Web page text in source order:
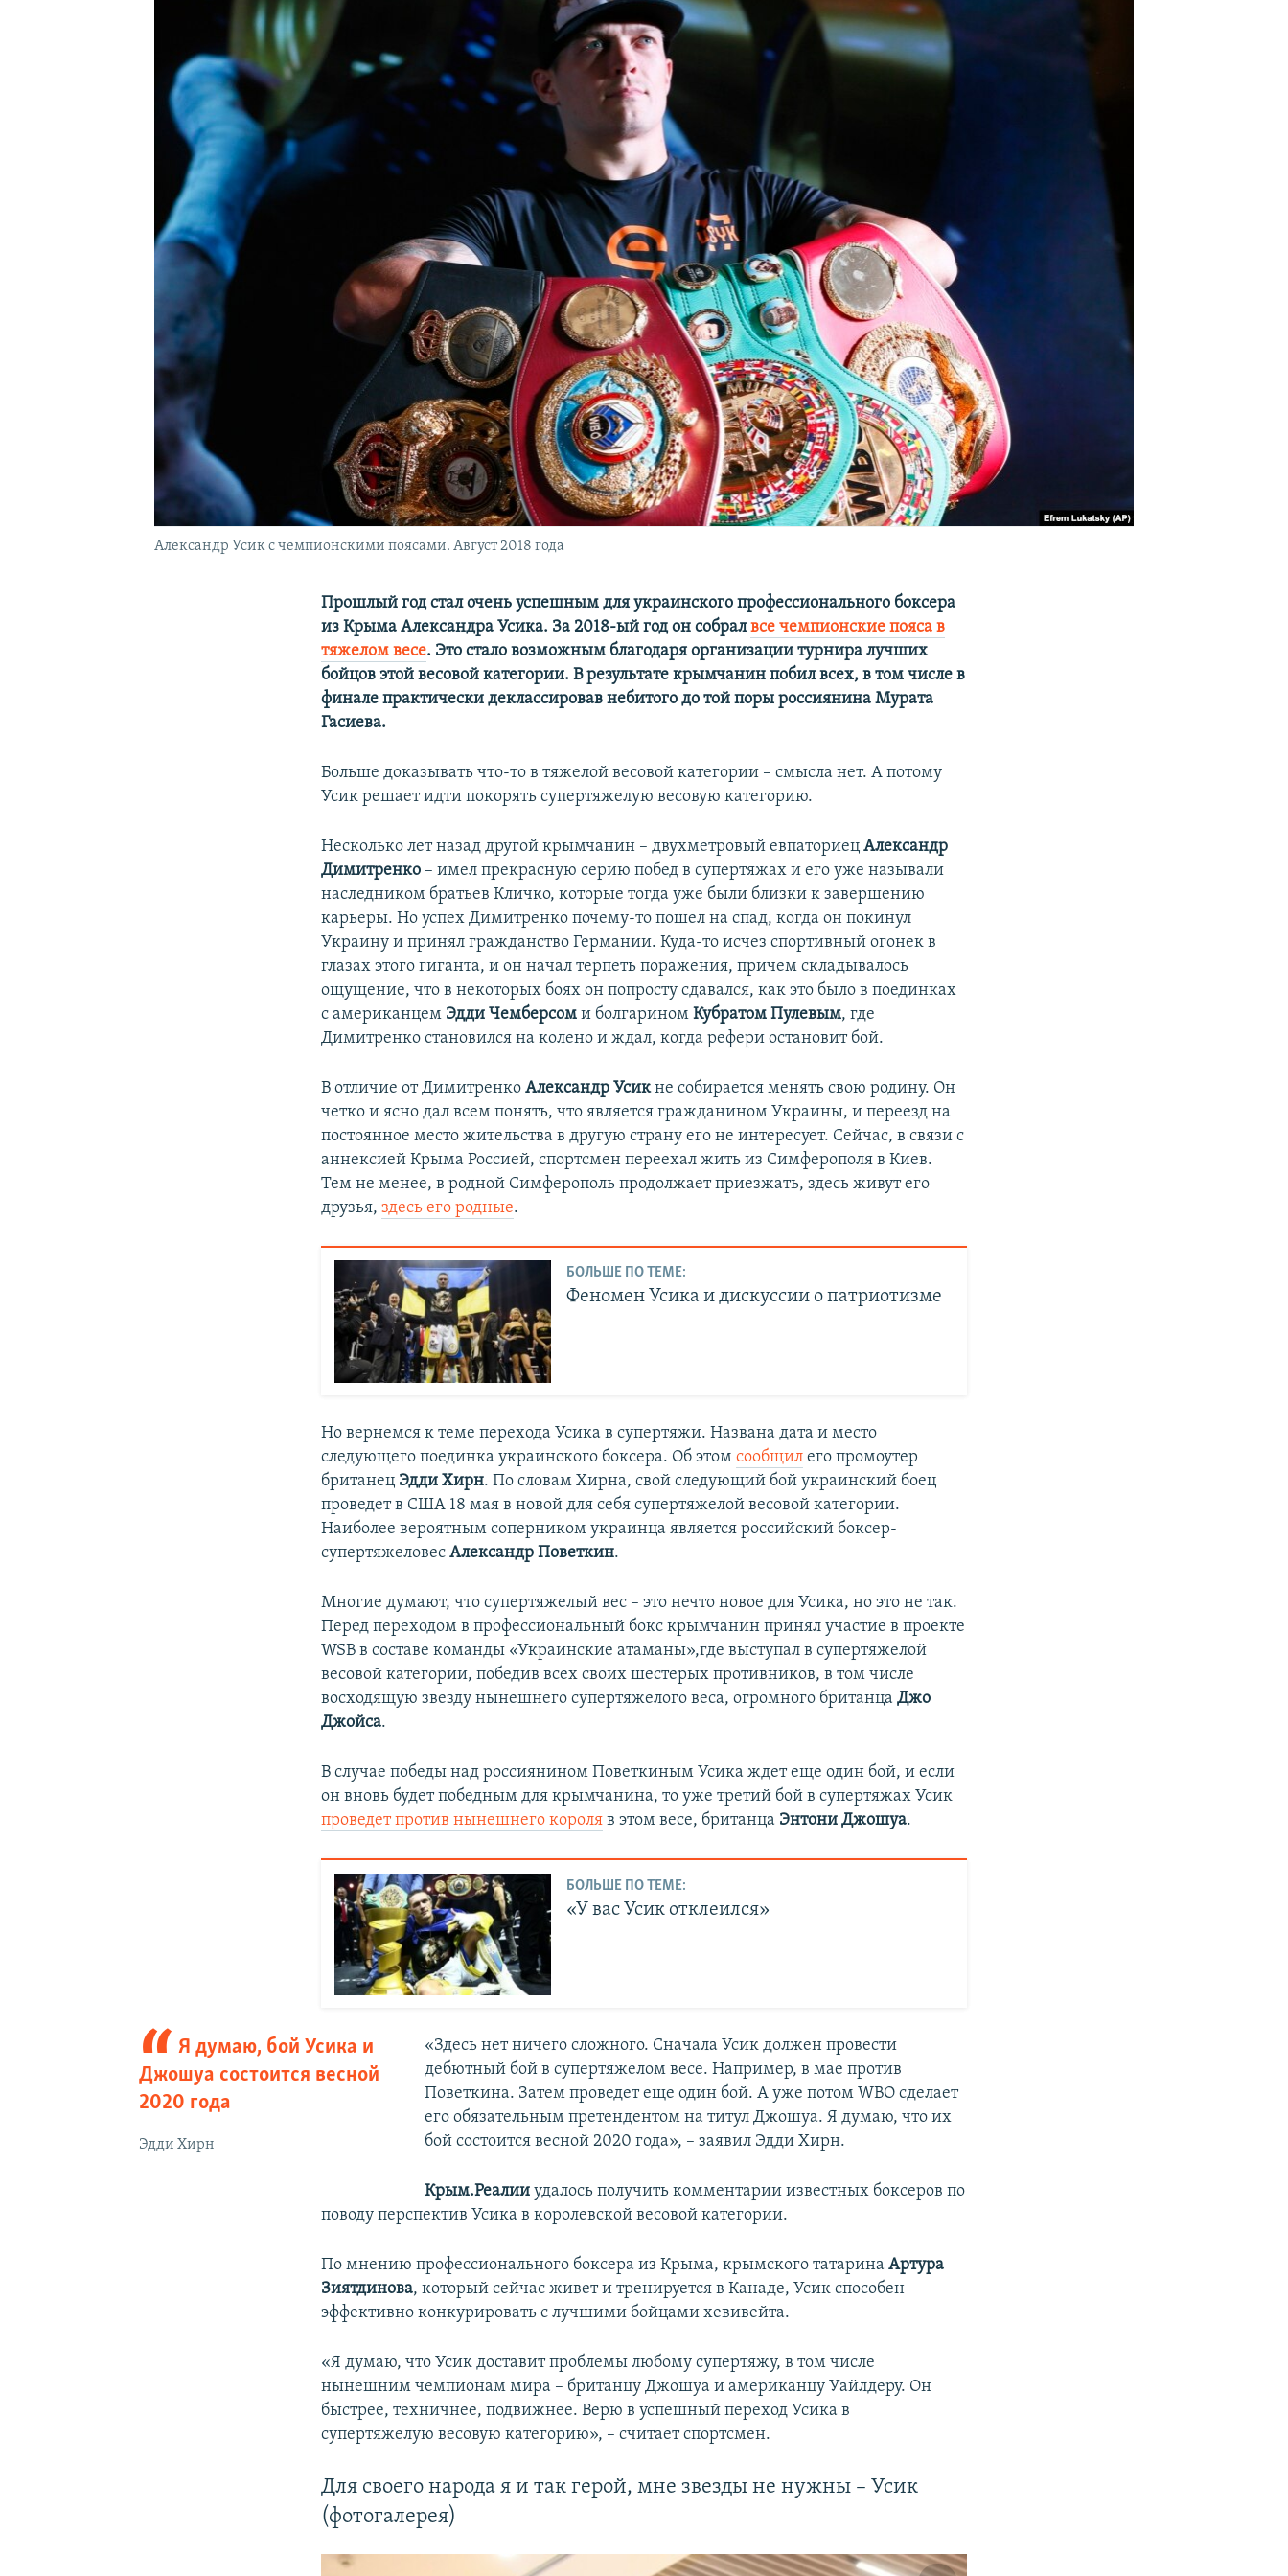
УКРАИНСКАЯ ПРОБЛЕМА КРЫМА
Александр Усик с чемпионскими поясами. Август 2018 года
Прошлый год стал очень успешным для украинского профессионального боксера
из Крыма Александра Усика. За 2018-ый год он собралвсе чемпионские пояса в
тяжелом весе. Это стало возможным благодаря организации турнира лучших
бойцов этой весовой категории. В результате крымчанин побил всех, в том числе в
финале практически деклассировав небитого до той поры россиянина Мурата
Гасиева.
Больше доказывать что-то в тяжелой весовой категории – смысла нет. А потому
Усик решает идти покорять супертяжелую весовую категорию.
Несколько лет назад другой крымчанин – двухметровый евпаториецАлександр
Димитренко – имел прекрасную серию побед в супертяжах и его уже называли
наследником братьев Кличко, которые тогда уже были близки к завершению
карьеры. Но успех Димитренко почему-то пошел на спад, когда он покинул
Украину и принял гражданство Германии. Куда-то исчез спортивный огонек в
глазах этого гиганта, и он начал терпеть поражения, причем складывалось
ощущение, что в некоторых боях он попросту сдавался, как это было в поединках
с американцем Эдди Чемберсом и болгариномКубратом Пулевым, где
Димитренко становился на колено и ждал, когда рефери остановит бой.
В отличие от ДимитренкоАлександр Усикне собирается менять свою родину. Он
четко и ясно дал всем понять, что является гражданином Украины, и переезд на
постоянное место жительства в другую страну его не интересует. Сейчас, в связи с
аннексией Крыма Россией, спортсмен переехал жить из Симферополя в Киев.
Тем не менее, в родной Симферополь продолжает приезжать, здесь живут его
друзья,здесь его родные.
БОЛЬШЕ ПО ТЕМЕ:
Феномен Усика и дискуссии о патриотизме
Но вернемся к теме перехода Усика в супертяжи. Названа дата и место
следующего поединка украинского боксера. Об этомсообщил его промоутер
британец Эдди Хирн. По словам Хирна, свой следующий бой украинский боец
проведет в США 18 мая в новой для себя супертяжелой весовой категории.
Наиболее вероятным соперником украинца является российский боксер-
супертяжеловесАлександр Поветкин.
Многие думают, что супертяжелый вес – это нечто новое для Усика, но это не так.
Перед переходом в профессиональный бокс крымчанин принял участие в проекте
WSB в составе команды «Украинские атаманы»,где выступал в супертяжелой
весовой категории, победив всех своих шестерых противников, в том числе
восходящую звезду нынешнего супертяжелого веса, огромного британцаДжо
Джойса.
В случае победы над россиянином Поветкиным Усика ждет еще один бой, и если
он вновь будет победным для крымчанина, то уже третий бой в супертяжах Усик
проведет против нынешнего короля в этом весе, британца Энтони Джошуа.
БОЛЬШЕ ПО ТЕМЕ:
«У вас Усик отклеился»
Я думаю, бой Усика и
Джошуа состоится весной
2020 года
Эдди Хирн
«Здесь нет ничего сложного. Сначала Усик должен провести
дебютный бой в супертяжелом весе. Например, в мае против
Поветкина. Затем проведет еще один бой. А уже потом WBO сделает
его обязательным претендентом на титул Джошуа. Я думаю, что их
бой состоится весной 2020 года», – заявил Эдди Хирн.
Крым.Реалииудалось получить комментарии известных боксеров по
поводу перспектив Усика в королевской весовой категории.
По мнению профессионального боксера из Крыма, крымского татаринаАртура
Зиятдинова, который сейчас живет и тренируется в Канаде, Усик способен
эффективно конкурировать с лучшими бойцами хевивейта.
«Я думаю, что Усик доставит проблемы любому супертяжу, в том числе
нынешним чемпионам мира – британцу Джошуа и американцу Уайлдеру. Он
быстрее, техничнее, подвижнее. Верю в успешный переход Усика в
супертяжелую весовую категорию», – считает спортсмен.
Для своего народа я и так герой, мне звезды не нужны – Усик
(фотогалерея)